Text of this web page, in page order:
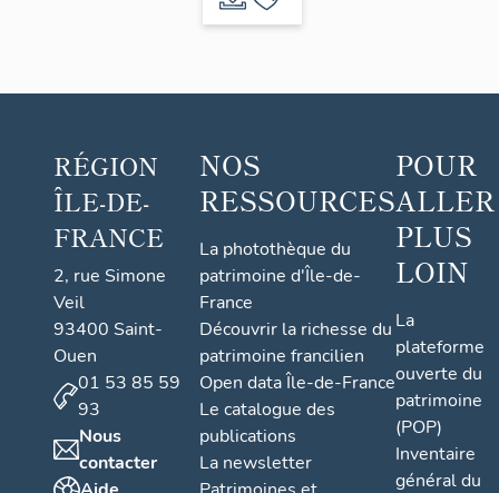
RÉGION
ÎLE-DE-
FRANCE
2, rue Simone
Veil
93400 Saint-
Ouen
01 53 85 59
93
Nous
contacter
NOS
RESSOURCES
La photothèque du
patrimoine d'Île-de-
France
Découvrir la richesse du
patrimoine francilien
Open data Île-de-France
Le catalogue des
publications
La newsletter
POUR
ALLER
PLUS
LOIN
La
plateforme
ouverte du
patrimoine
(POP)
Inventaire
général du